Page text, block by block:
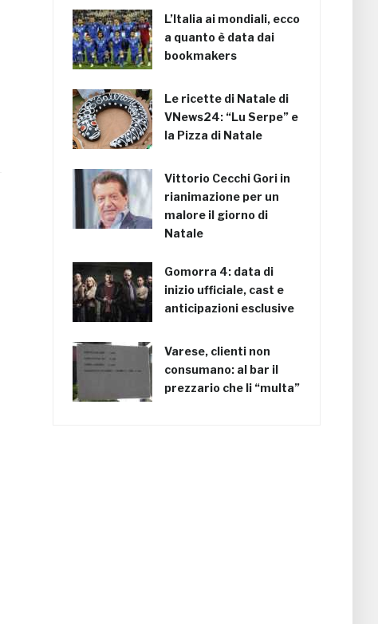
L’Italia ai mondiali, ecco
a quanto è data dai
bookmakers
Le ricette di Natale di
VNews24: “Lu Serpe” e
la Pizza di Natale
Vittorio Cecchi Gori in
rianimazione per un
malore il giorno di
Natale
Gomorra 4: data di
inizio ufficiale, cast e
anticipazioni esclusive
Varese, clienti non
consumano: al bar il
prezzario che li “multa”